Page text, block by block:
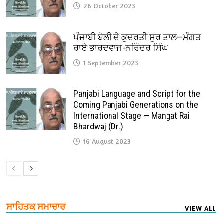
26 October 2023
ਪੰਜਾਬੀ ਬੋਲੀ ਦੇ ਕੁਦਰਤੀ ਸੁਰ ਤਾਲ—ਮੰਗਤ
ਰਾਏ ਭਾਰਦਵਾਜ-ਨਰਿੰਦਰ ਸਿੰਘ
1 September 2023
Panjabi Language and Script for the
Coming Panjabi Generations on the
International Stage — Mangat Rai
Bhardwaj (Dr.)
16 August 2023
ਸਾਹਿਤਕ ਸਮਾਚਾਰ VIEW ALL